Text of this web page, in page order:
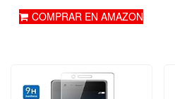
22,79€.
COMPRAR EN AMAZON